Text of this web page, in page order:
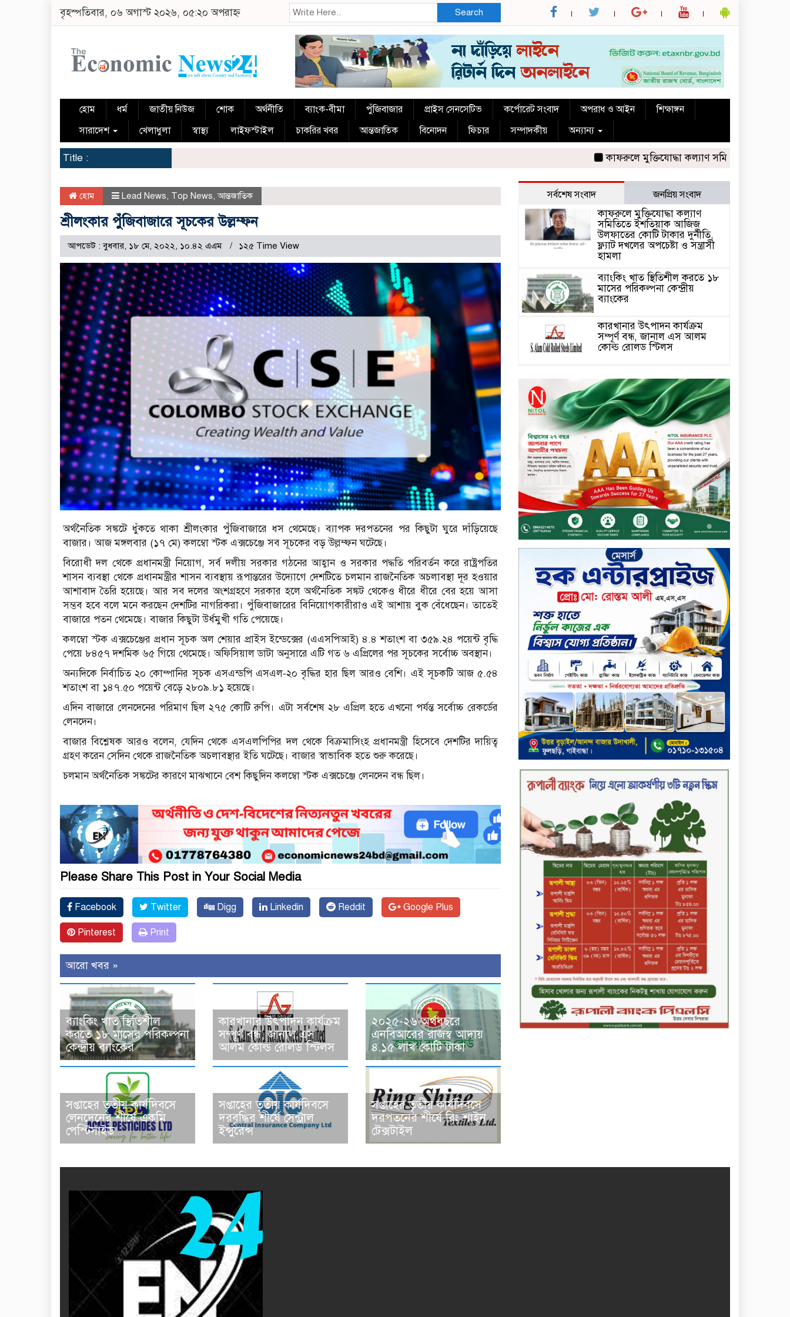
বৃহস্পতিবার, ০৬ অগাস্ট ২০২৬, ০৫:২০ অপরাহ্ন Search
হোম ধর্ম জাতীয় নিউজ শোক অর্থনীতি ব্যাংক-বীমা পুঁজিবাজার প্রাইস সেনসেটিভ কর্পোরেট সংবাদ অপরাধ ও আইন
শিক্ষাঙ্গন
সারাদেশ
খেলাধুলা স্বাস্থ্য লাইফস্টাইল চাকরির খবর আন্তজাতিক বিনোদন ফিচার সম্পাদকীয় অন্যান্য
Title : কাফরুলে মুক্তিযোদ্ধা কল্যাণ সমিতিতে ইশতিয়াক আজিজ
হোম Lead News, Top News, আন্তজাতিক
শ্রীলংকার পুঁজিবাজারে সূচকের উল্লম্ফন
আপডেট : বুধবার, ১৮ মে, ২০২২, ১০.৪২ এএম ১২৫ Time View
অর্থনৈতিক সঙ্কটে ধুঁকতে থাকা শ্রীলংকার পুঁজিবাজারে ধস থেমেছে। ব্যাপক দরপতনের পর কিছুটা ঘুরে দাঁড়িয়েছে
বাজার। আজ মঙ্গলবার (১৭ মে) কলম্বো স্টক এক্সচেঞ্জে সব সূচকের বড় উল্লম্ফন ঘটেছে।
বিরোধী দল থেকে প্রধানমন্ত্রী নিয়োগ, সর্ব দলীয় সরকার গঠনের আহ্বান ও সরকার পদ্ধতি পরিবর্তন করে রাষ্ট্রপতির
শাসন ব্যবস্থা থেকে প্রধানমন্ত্রীর শাসন ব্যবস্থায় রূপান্তরের উদ্যোগে দেশটিতে চলমান রাজনৈতিক অচলাবস্থা দূর হওয়ার
আশাবাদ তৈরি হয়েছে। আর সব দলের অংশগ্রহণে সরকার হলে অর্থনৈতিক সঙ্কট থেকেও ধীরে ধীরে বের হয়ে আসা
সম্ভব হবে বলে মনে করছেন দেশটির নাগরিকরা। পুঁজিবাজারের বিনিয়োগকারীরাও এই আশায় বুক বেঁধেছেন। তাতেই
বাজারে পতন থেমেছে। বাজার কিছুটা উর্ধমুখী গতি পেয়েছে।
কলম্বো স্টক এক্সচেঞ্জের প্রধান সূচক অল শেয়ার প্রাইস ইন্ডেক্সের (এএসপিআই) ৪.৪ শতাংশ বা ৩৫৯.২৪ পয়েন্ট বৃদ্ধি
পেয়ে ৮৪৫৭ দশমিক ৬৫ গিয়ে থেমেছে। অফিসিয়াল ডাটা অনুসারে এটি গত ৬ এপ্রিলের পর সূচকের সর্বোচ্চ অবস্থান।
অন্যদিকে নির্বাচিত ২০ কোম্পানির সূচক এসএন্ডপি এসএল-২০ বৃদ্ধির হার ছিল আরও বেশি। এই সূচকটি আজ ৫.৫৪
শতাংশ বা ১৪৭.৫০ পয়েন্ট বেড়ে ২৮০৯.৮১ হয়েছে।
এদিন বাজারে লেনদেনের পরিমাণ ছিল ২৭৫ কোটি রুপি। এটা সর্বশেষ ২৮ এপ্রিল হতে এখনো পর্যন্ত সর্বোচ্চ রেকর্ডের
লেনদেন।
বাজার বিশ্লেষক আরও বলেন, যেদিন থেকে এসএলপিপির দল থেকে বিক্রমাসিংহ প্রধানমন্ত্রী হিসেবে দেশটির দায়িত্ব
গ্রহণ করেন সেদিন থেকে রাজনৈতিক অচলাবস্থার ইতি ঘটেছে। বাজার স্বাভাবিক হতে শুরু করেছে।
চলমান অর্থনৈতিক সঙ্কটের কারণে মাঝখানে বেশ কিছুদিন কলম্বো স্টক এক্সচেঞ্জে লেনদেন বন্ধ ছিল।
Please Share This Post in Your Social Media
Facebook Twitter Digg Linkedin Reddit Google Plus
Pinterest Print
আরো খবর »
ব্যাংকিং খাত স্থিতিশীল
করতে ১৮ মাসের পরিকল্পনা
কেন্দ্রীয় ব্যাংকের
কারখানার উৎপাদন কার্যক্রম
সম্পূর্ণ বন্ধ, জানাল এস
আলম কোল্ড রোলড স্টিলস
২০২৫-২৬ অর্থবছরে
এনবিআরের রাজস্ব আদায়
৪.১৫ লাখ কোটি টাকা
সপ্তাহের তৃতীয় কার্যদিবসে
লেনদেনের শীর্ষে একমি
পেস্টিসাইড
সপ্তাহের তৃতীয় কার্যদিবসে
দরবৃদ্ধির শীর্ষে সেন্ট্রাল
ইন্সুরেন্স
সপ্তাহের তৃতীয় কার্যদিবসে
দরপতনের শীর্ষে রিং শাইন
টেক্সটাইল
সর্বশেষ সংবাদ জনপ্রিয় সংবাদ
কাফরুলে মুক্তিযোদ্ধা কল্যাণ
সমিতিতে ইশতিয়াক আজিজ
উলফাতের কোটি টাকার দুর্নীতি,
ফ্ল্যাট দখলের অপচেষ্টা ও সন্ত্রাসী
হামলা
ব্যাংকিং খাত স্থিতিশীল করতে ১৮
মাসের পরিকল্পনা কেন্দ্রীয়
ব্যাংকের
কারখানার উৎপাদন কার্যক্রম
সম্পূর্ণ বন্ধ, জানাল এস আলম
কোল্ড রোলড স্টিলস
ব্যাটারি এবং শক্তিশালী গরিলা গ্লাস
৭আই সুরক্ষা নিয়ে শাওমি উন্মোচন
করল নতুন রেডমি ১৭
২০২৫-২৬ অর্থবছরে এনবিআরের
রাজস্ব আদায় ৪.১৫ লাখ কোটি
টাকা
সপ্তাহের তৃতীয় কার্যদিবসে
লেনদেনের শীর্ষে একমি
পেস্টিসাইড
সপ্তাহের তৃতীয় কার্যদিবসে
দরবৃদ্ধির শীর্ষে সেন্ট্রাল ইন্সুরেন্স
সপ্তাহের তৃতীয় কার্যদিবসে
দরপতনের শীর্ষে রিং শাইন
টেক্সটাইল
টাঙ্গাইলে জুলাই গণঅভ্যুত্থান দিবস
পালিত
জাতিসংঘের হিসাব ও সরকারি
গেজেটের বাইরে থাকা ৫৬৪
নিহতের পরিচয় প্রকাশের দাবি
বিসিআরএসের
চুয়াডাঙ্গায় পুষ্পস্তবক অর্পণ ও
আলোচনা সভার মধ্য দিয়ে জুলাই
গণঅভ্যুত্থান দিবস পালিত
৮ ব্র্যান্ডের ফর্সাকারী ক্রিমে
বিপজ্জনক মাত্রায় মার্কারি, সতর্ক
করল বিএসটিআই
জুলাই গণঅভ্যুত্থান ছিল সর্বস্তরের
মানুষের আন্দোলন: মুহাম্মদ ইউনূস
গণতন্ত্র ও আত্মত্যাগের ইতিহাস
সংরক্ষণ করবে জুলাই স্মৃতি
জাদুঘর: প্রধানমন্ত্রী
সিলেট ওসমানী বিমানবন্দরে
সালাম এয়ার চালু হচ্ছে ১লা
সেপ্টেম্বর হতে